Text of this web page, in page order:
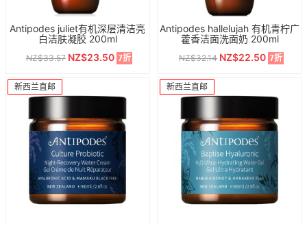
Antipodes juliet有机深层清洁亮
白洁肤凝胶 200ml
NZ$33.57 NZ$23.50 7折
Antipodes hallelujah 有机青柠广
藿香洁面洗面奶 200ml
NZ$32.14 NZ$22.50 7折
新西兰直邮 新西兰直邮